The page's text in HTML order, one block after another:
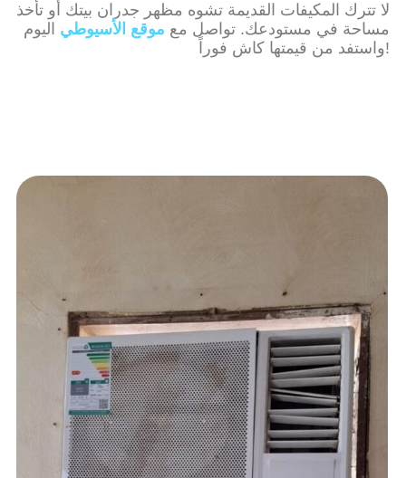
لا تترك المكيفات القديمة تشوه مظهر جدران بيتك أو تأخذ
مساحة في مستودعك. تواصل مع موقع الأسيوطي اليوم
واستفد من قيمتها كاش فوراً!